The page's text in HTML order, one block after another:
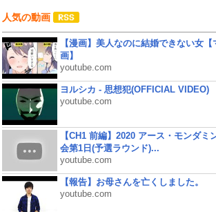
人気の動画
【漫画】美人なのに結婚できない女【
画】
youtube.com
ヨルシカ - 思想犯(OFFICIAL VIDEO)
youtube.com
【CH1 前編】2020 アース・モンダミ
会第1日(予選ラウンド)...
youtube.com
【報告】お母さんを亡くしました。
youtube.com